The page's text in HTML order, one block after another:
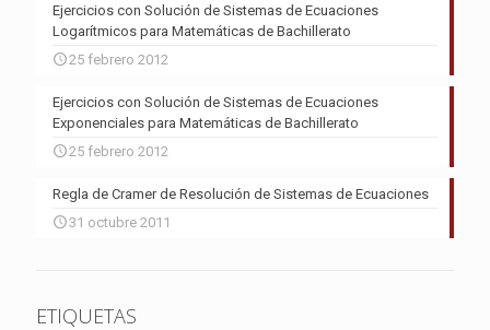
Ejercicios con Solución de Sistemas de Ecuaciones
Logarítmicos para Matemáticas de Bachillerato
25 febrero 2012
Ejercicios con Solución de Sistemas de Ecuaciones
Exponenciales para Matemáticas de Bachillerato
25 febrero 2012
Regla de Cramer de Resolución de Sistemas de Ecuaciones
31 octubre 2011
ETIQUETAS